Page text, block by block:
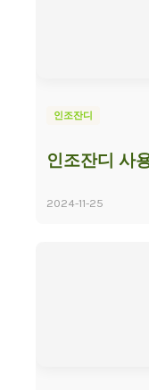
인조잔디
인조잔디 사
2024-11-25